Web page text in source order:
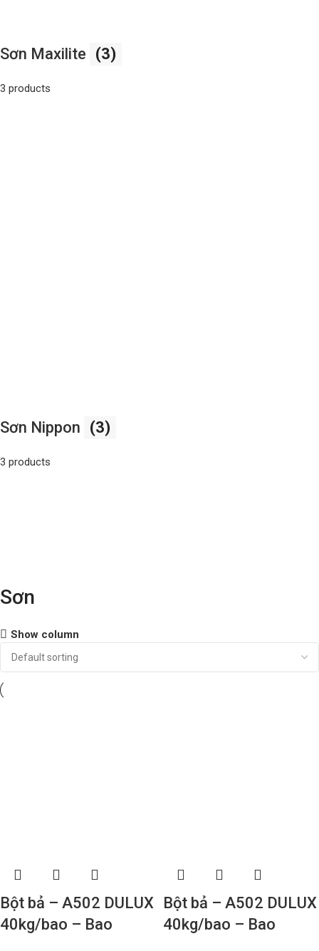
Sơn Maxilite (3)
3 products
Sơn Nippon (3)
3 products
Sơn
Show column
Bột bả – A502 DULUX
40kg/bao – Bao
Bột bả – A502 DULUX
40kg/bao – Bao